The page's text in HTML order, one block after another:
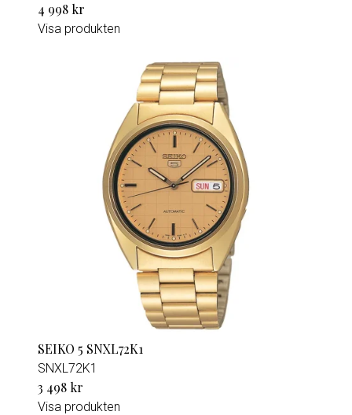
4 998 kr
Visa produkten
SEIKO 5 SNXL72K1
SNXL72K1
3 498 kr
Visa produkten